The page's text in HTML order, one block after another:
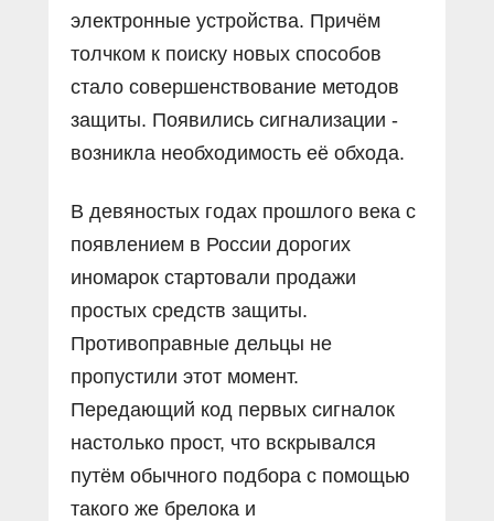
электронные устройства. Причём
толчком к поиску новых способов
стало совершенствование методов
защиты. Появились сигнализации -
возникла необходимость её обхода.
В девяностых годах прошлого века с
появлением в России дорогих
иномарок стартовали продажи
простых средств защиты.
Противоправные дельцы не
пропустили этот момент.
Передающий код первых сигналок
настолько прост, что вскрывался
путём обычного подбора с помощью
такого же брелока и